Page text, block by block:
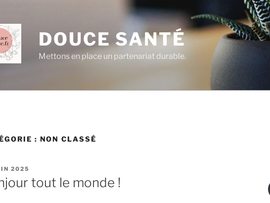
DOUCE SANTÉ
Mettons en place un partenariat durable.
: NON CLASSÉ
2025
tout le monde !